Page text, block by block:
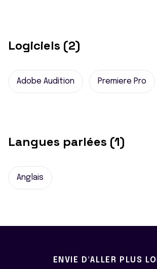
Logiciels (2)
Adobe Audition Premiere Pro
Langues parlées (1)
Anglais
ENVIE D'ALLER PLUS